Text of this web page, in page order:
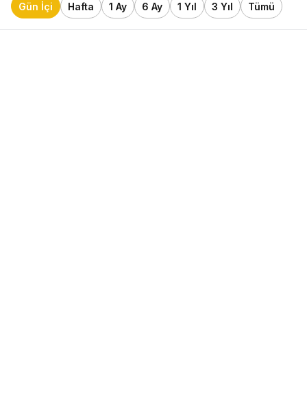
Gün İçi Hafta 1 Ay 6 Ay 1 Yıl 3 Yıl Tümü